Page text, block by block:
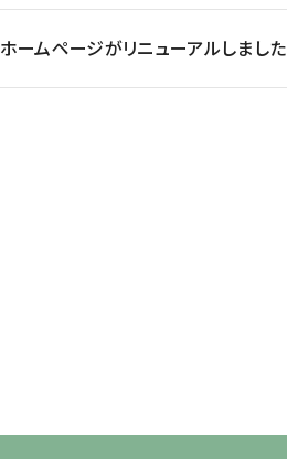
ホームページがリニューアルしました